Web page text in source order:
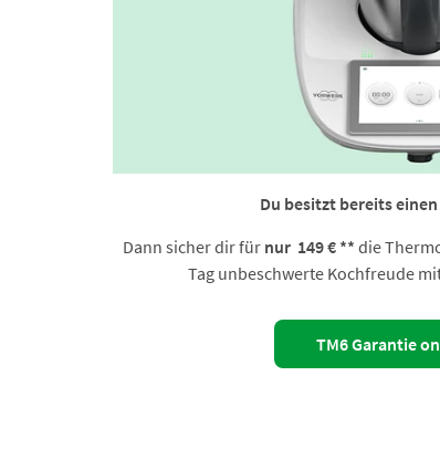
Du besitzt bereits
Dann sicher dir für nur 149 € ** die
Tag unbeschwerte Kochfreude
TM6 Garantie